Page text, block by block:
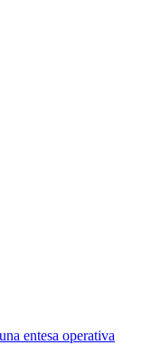
entesa operativa